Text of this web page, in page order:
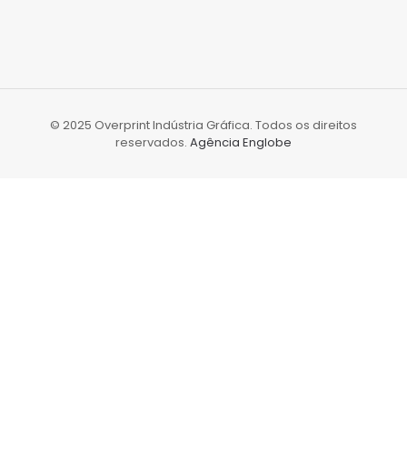
© 2025 Overprint Indústria Gráfica. Todos os direitos
reservados. Agência Englobe